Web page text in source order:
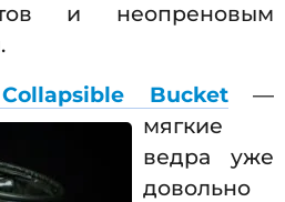
и неопреновым
Bucket—
мягкие
ведра уже
довольно